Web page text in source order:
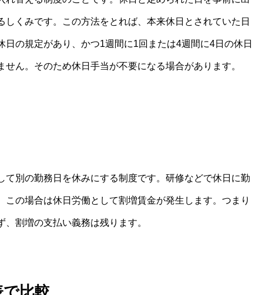
くみです。この方法をとれば、本来休日とされていた日
の規定があり、かつ1週間に1回または4週間に4日の休日
ん。そのため休日手当が不要になる場合があります。
別の勤務日を休みにする制度です。研修などで休日に勤
の場合は休日労働として割増賃金が発生します。つまり
割増の支払い義務は残ります。
比較